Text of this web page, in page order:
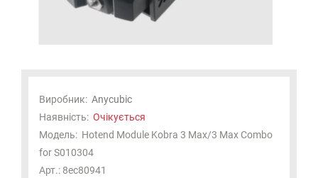
Виробник: Anycubic
Наявність: Очікується
Модель: Hotend Module Kobra 3 Max/3 Max Combo
for S010304
Арт.: 8ec80941